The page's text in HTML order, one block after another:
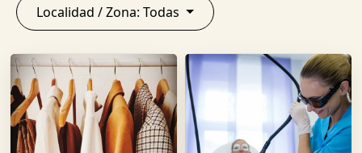
Localidad / Zona: Todas